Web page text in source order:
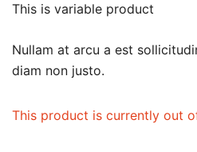
This is variable product
Nullam at arcu a est
diam non justo.
This product is currently out